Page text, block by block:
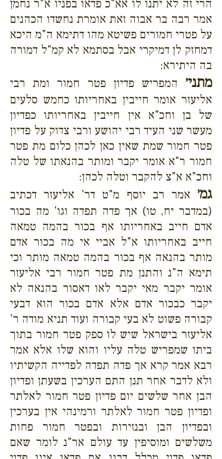
הרי זה לא יתנו לו אא"כ פדאו בפניו א"ר נחמן
אמר רבה בר אבוה זאת אומרת נחשדו הכהנים
על פטרי חמורים פשיטא מהו דתימא ה"מ היכא
דמחזק לן דמיקרי אבל בסתמא לא קמ"ל דמורה
בה היתירא:
מתני׳ המפריש פדיון פטר חמור ומת רבי
אליעזר אומר חייבין באחריותו כחמש סלעים
של בן וחכ"א אין חייבין באחריותו כפדיון
מעשר שני העיד רבי יהושע ורבי צדוק על פדיון
פטר חמור שמת שאין כאן לכהן כלום מת פטר
חמור ר"א אומר יקבר ומותר בהנאתו של טלה
וחכ"א א"צ להקבר וטלה לכהן:
גמ׳ אמר רב יוסף מ"ט דר' אליעזר דכתיב
(במדבר יח, טו) אך פדה תפדה וגו' מה בכור
אדם חייב באחריותו אף בכור בהמה טמאה
חייב באחריותו א"ל אביי אי מה בכור אדם
מותר בהנאה אף בכור בהמה טמאה מותר וכי
תימא ה"נ והתנן מת פטר חמור רבי אליעזר
אומר יקבר מאי יקבר לאו דאסור בהנאה לא
יקבר כבכור אדם אלא אדם בכור הוא דבעי
קבורה פשוט לא בעי קבורה ועוד תניא מודה ר'
אליעזר בישראל שיש לו ספק פטר חמור בתוך
ביתו שמפריש טלה עליו והוא שלו אלא אמר
רבא אמר קרא אך פדה תפדה לפדייה הקשיתיו
ולא לדבר אחר תנן התם הערכין בשעתן ופדיון
הבן אחר שלשים יום פדיון פטר חמור לאלתר
ופדיון פטר חמור לאלתר ורמינהי אין בערכין
ובפדיון הבן ובנזירות ובפטר חמור פחות
משלשים ומוסיפין עד עולם אר"נ לומר שאם